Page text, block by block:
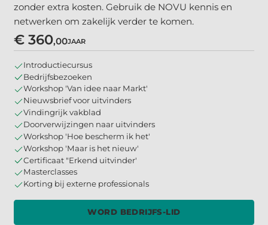
zonder extra kosten. Gebruik de NOVU kennis en
netwerken om zakelijk verder te komen.
€ 360,00JAAR
Introductiecursus
Bedrijfsbezoeken
Workshop 'Van idee naar Markt'
Nieuwsbrief voor uitvinders
Vindingrijk vakblad
Doorverwijzingen naar uitvinders
Workshop 'Hoe bescherm ik het'
Workshop 'Maar is het nieuw'
Certificaat "Erkend uitvinder'
Masterclasses
Korting bij externe professionals
WORD BEDRIJFS-LID